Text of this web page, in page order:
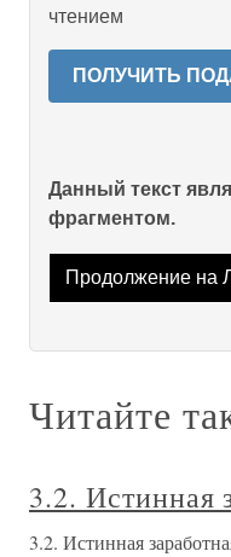
чтением
ПОЛУЧИТЬ
Данный текст
фрагментом.
Продолжение на
Читайте
3.2. Истинная
3.2. Истинная